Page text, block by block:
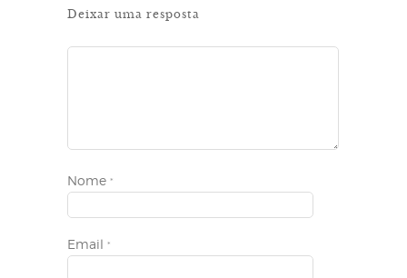
Deixar uma resposta
Nome *
Email *